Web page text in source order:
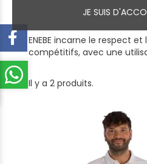
JE SUIS
ENEBE incarne le respect
compétitifs, avec une
Il y a 2 produits.